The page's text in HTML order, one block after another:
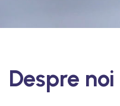
Despre noi